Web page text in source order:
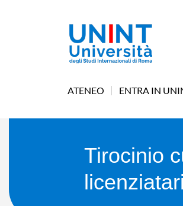
ATENEO ENTRA IN
Tirocinio